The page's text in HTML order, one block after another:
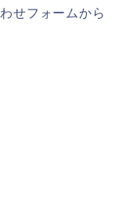
せフォームから